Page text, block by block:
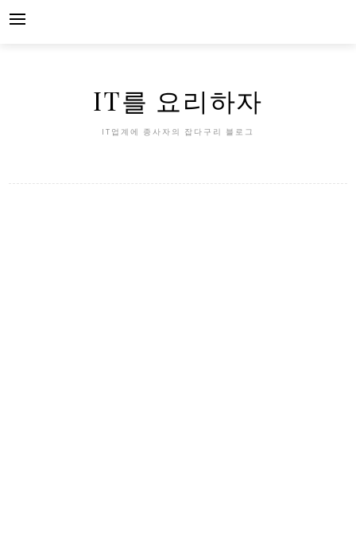
IT를 요리하자
IT업계에 종사자의 잡다구리 블로그